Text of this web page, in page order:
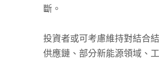
斷。
投資者或可考慮維持對結合
供應鏈、部分新能源領域、